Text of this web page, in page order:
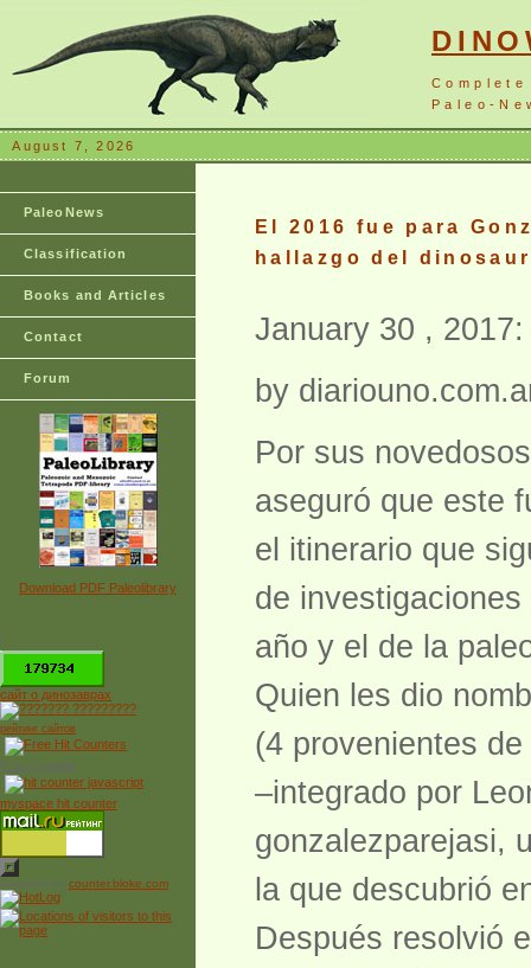
Paleo-
August 7, 2026
PaleoNews
Classification
Books and Articles
Contact
Forum
Download PDF Paleolibrary
*
сайт о динозаврах
рейтинг сайтов
Free Counter
myspace hit counter
Powered by counter.bloke.com
El 2016 fue para
hallazgo del
January 30 , 2017:
by
Por sus
aseguró que este
el itinerario que
de
año y el de la
Quien les dio
(4 provenientes
–integrado por
gonzalezparejasi,
la que descubrió
Después resolvió